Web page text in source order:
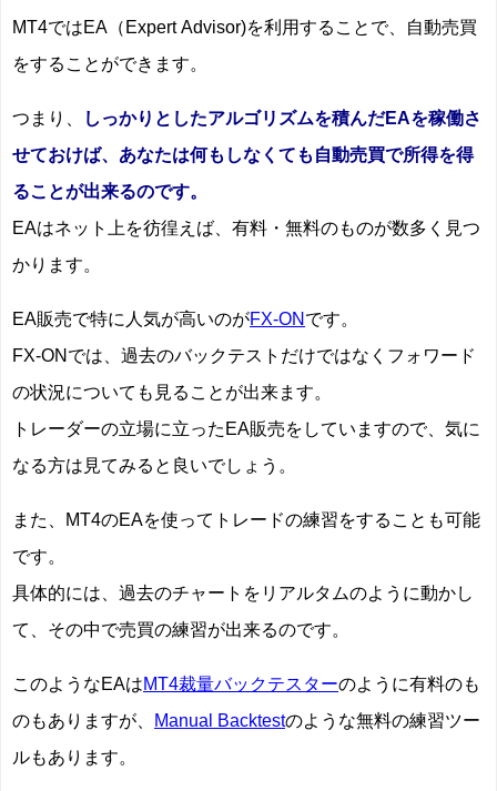
MT4ではEA（Expert Advisor)を利用することで、自動売買
をすることができます。
つまり、 しっかりとしたアルゴリズムを積んだEAを稼働さ
せておけば、あなたは何もしなくても自動売買で所得を得
ることが出来るのです。
EAはネット上を彷徨えば、有料・無料のものが数多く見つ
かります。
EA販売で特に人気が高いのがFX-ON です。
FX-ONでは、過去のバックテストだけではなくフォワード
の状況についても見ることが出来ます。
トレーダーの立場に立ったEA販売をしていますので、気に
なる方は見てみると良いでしょう。
また、MT4のEAを使ってトレードの練習をすることも可能
です。
具体的には、過去のチャートをリアルタムのように動かし
て、その中で売買の練習が出来るのです。
このようなEAはMT4裁量バックテスターのように有料のも
のもありますが、 Manual Backtestのような無料の練習ツー
ルもあります。